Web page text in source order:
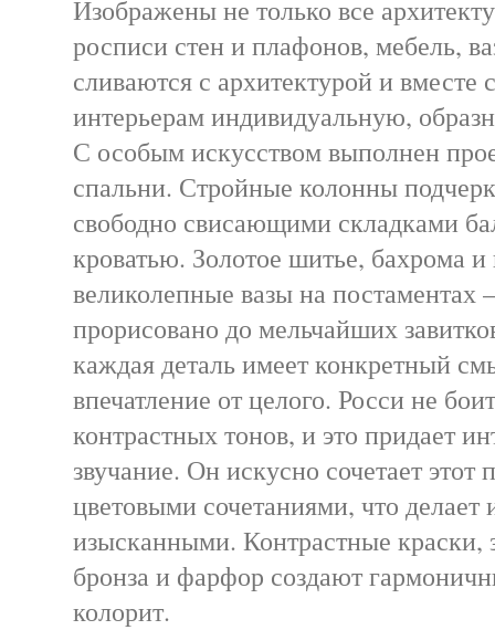
Изображены не только все
росписи стен и плафонов, мебель,
сливаются с архитектурой и вместе
интерьерам индивидуальную,
С особым искусством выполнен
спальни. Стройные колонны
свободно свисающими складками
кроватью. Золотое шитье, бахрома и
великолепные вазы на постаментах
прорисовано до мельчайших
каждая деталь имеет конкретный
впечатление от целого. Росси не
контрастных тонов, и это придает
звучание. Он искусно сочетает
цветовыми сочетаниями, что делает
изысканными. Контрастные краски,
бронза и фарфор создают
колорит.